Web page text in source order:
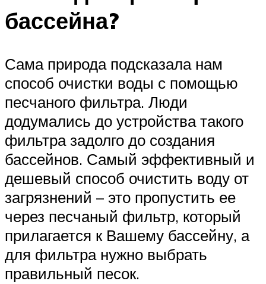
бассейна?
Сама природа подсказала нам
способ очистки воды с помощью
песчаного фильтра. Люди
додумались до устройства такого
фильтра задолго до создания
бассейнов. Самый эффективный и
дешевый способ очистить воду от
загрязнений – это пропустить ее
через песчаный фильтр, который
прилагается к Вашему бассейну, а
для фильтра нужно выбрать
правильный песок.